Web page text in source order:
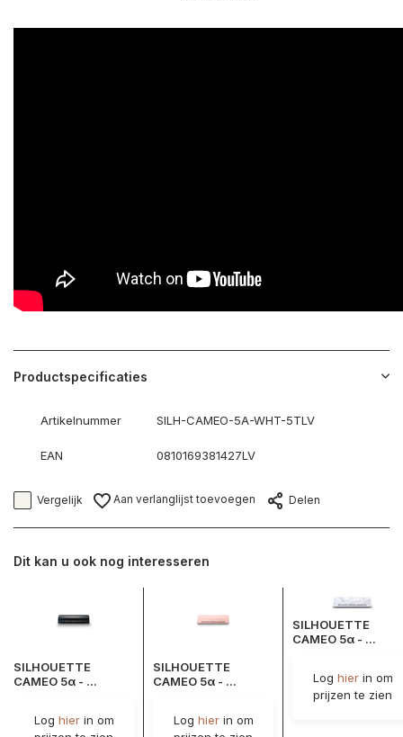
Productspecificaties
Artikelnummer SILH-CAMEO-5A-WHT-5TLV
EAN 0810169381427LV
Vergelijk Aan verlanglijst toevoegen Delen
Dit kan u ook nog interesseren
SILHOUETTE
CAMEO 5α - ...
Log hierin om
SILHOUETTE
CAMEO 5α - ...
Log hierin om
SILHOUETTE
CAMEO 5α - ...
Log hierin om
prijzen te zien